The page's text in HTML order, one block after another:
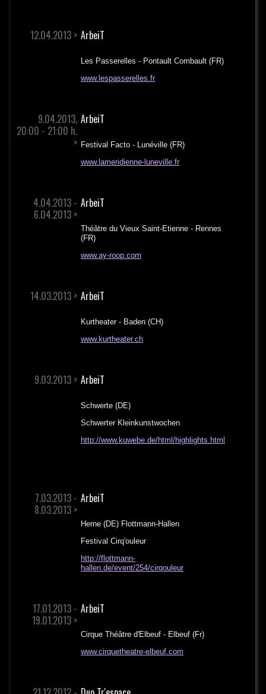
12.04.2013 > ArbeiT
Les Passerelles - Pontault Combault (FR)
www.lespasserelles.fr
9.04.2013,
20:00 - 21:00 h.
>
ArbeiT
Festival Facto - Lunéville (FR)
www.lameridienne-luneville.fr
4.04.2013 -
6.04.2013 >
ArbeiT
Théâtre du Vieux Saint-Etienne - Rennes
(FR)
www.ay-roop.com
14.03.2013 > ArbeiT
Kurtheater - Baden (CH)
www.kurtheater.ch
9.03.2013 > ArbeiT
Schwerte (DE)
Schwerter Kleinkunstwochen
http://www.kuwebe.de/html/highlights.html
7.03.2013 -
8.03.2013 >
ArbeiT
Herne (DE) Flottmann-Hallen
Festival Cirq'ouleur
http://flottmann-
hallen.de/event/254/cirqouleur
17.01.2013 -
19.01.2013 >
ArbeiT
Cirque Théâtre d'Elbeuf - Elbeuf (Fr)
www.cirquetheatre-elbeuf.com